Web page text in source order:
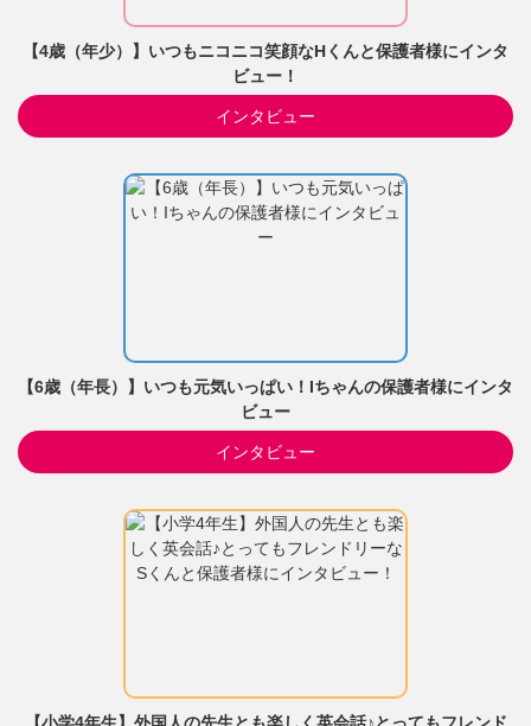
【4歳（年少）】いつもニコニコ笑顔なHくんと保護者様にインタ
ビュー！
インタビュー
【6歳（年長）】いつも元気いっぱい！Iちゃんの保護者様にインタ
ビュー
インタビュー